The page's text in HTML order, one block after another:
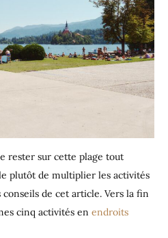
rester sur cette plage tout
plutôt de multiplier les activités
de cet article. Vers la fin
cinq activités en endroits